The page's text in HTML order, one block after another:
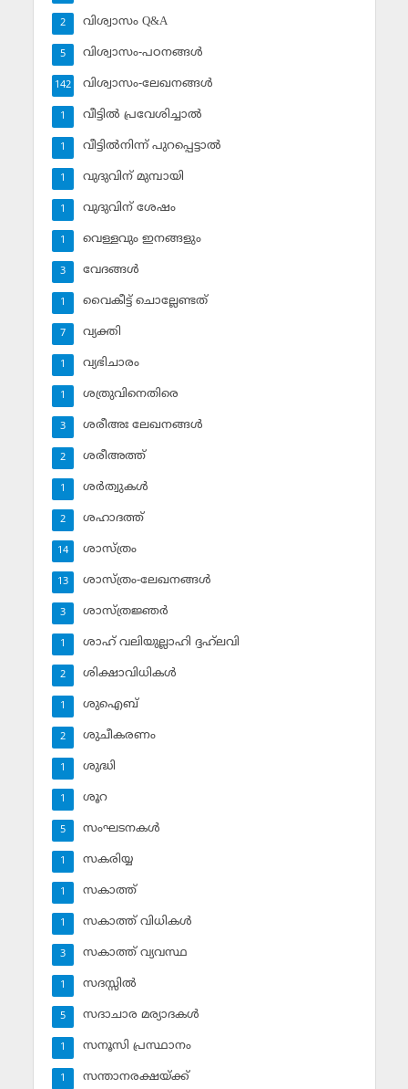
വിശ്വാസം Q&A
2
വിശ്വാസം-പഠനങ്ങള്‍
5
വിശ്വാസം-ലേഖനങ്ങള്‍
142
വീട്ടില്‍ പ്രവേശിച്ചാല്‍
1
വീട്ടില്‍നിന്ന് പുറപ്പെട്ടാല്‍
1
വുദുവിന് മുമ്പായി
1
വുദുവിന് ശേഷം
1
വെള്ളവും ഇനങ്ങളും
1
വേദങ്ങള്‍
3
വൈകീട്ട് ചൊല്ലേണ്ടത്
1
വ്യക്തി
7
വ്യഭിചാരം
1
ശത്രുവിനെതിരെ
1
ശരീഅഃ ലേഖനങ്ങള്‍
3
ശരീഅത്ത്
2
ശര്‍ത്വുകള്‍
1
ശഹാദത്ത്
2
ശാസ്ത്രം
14
ശാസ്ത്രം-ലേഖനങ്ങള്‍
13
ശാസ്ത്രജ്ഞര്‍
3
ശാഹ് വലിയുല്ലാഹി ദ്ദഹ്‌ലവി
1
ശിക്ഷാവിധികള്‍
2
ശുഐബ്‌
1
ശുചീകരണം
2
ശുദ്ധി
1
ശൂറ
1
സംഘടനകള്‍
5
സകരിയ്യ
1
സകാത്ത്‌
1
സകാത്ത്‌ വിധികള്‍
1
സകാത്ത്‌ വ്യവസ്ഥ
3
സദസ്സില്‍
1
സദാചാര മര്യാദകള്‍
5
സനൂസി പ്രസ്ഥാനം
1
സന്താനരക്ഷയ്ക്ക്
1